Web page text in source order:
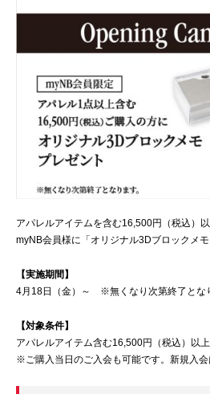
アパレルアイテムを含む16,500円（税込）
myNB会員様に「オリジナル3Dブロックメ
【実施期間】
4月18日（金）～ ※無くなり次第終了とな
【対象条件】
アパレルアイテム含む16,500円（税込）以
※ご購入当日のご入会も可能です。新規入会